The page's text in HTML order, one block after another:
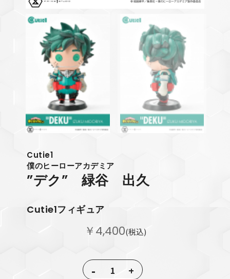
Cutie1
僕のヒーローアカデミア
”デク” 緑谷 出久
Cutie1フィギュア
￥4,400(税込)
- +